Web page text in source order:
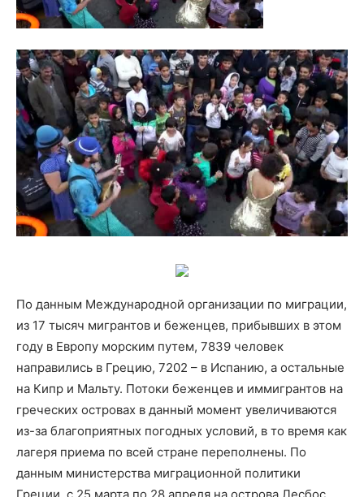
По данным Международной организации по миграции,
из 17 тысяч мигрантов и беженцев, прибывших в этом
году в Европу морским путем, 7839 человек
направились в Грецию, 7202 – в Испанию, а остальные
на Кипр и Мальту. Потоки беженцев и иммигрантов на
греческих островах в данный момент увеличиваются
из-за благоприятных погодных условий, в то время как
лагеря приема по всей стране переполнены. По
данным министерства миграционной политики
Греции, с 25 марта по 28 апреля на острова Лесбос,